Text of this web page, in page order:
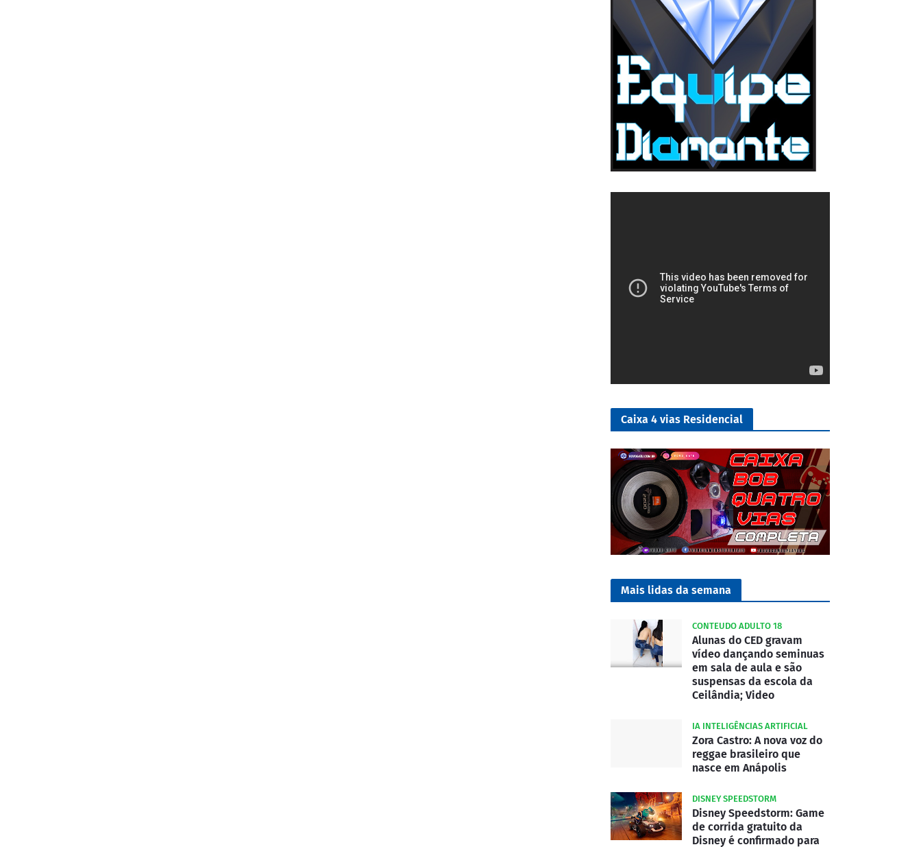
Caixa 4 vias Residencial
Mais lidas da semana
CONTEUDO ADULTO 18
Alunas do CED gravam
vídeo dançando seminuas
em sala de aula e são
suspensas da escola da
Ceilândia; Video
IA INTELIGÊNCIAS ARTIFICIAL
Zora Castro: A nova voz do
reggae brasileiro que
nasce em Anápolis
DISNEY SPEEDSTORM
Disney Speedstorm: Game
de corrida gratuito da
Disney é confirmado para